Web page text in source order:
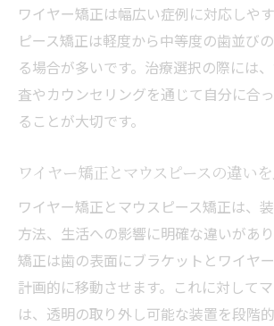
大人の歯列矯正で気になる日
歯医者で相談できる矯正治療
注意点
途中でやめたくなった時の返金ポ
歯医者での矯正治療中断時の
解説
返金トラブルを防ぐための事
ト
矯正治療契約で見落としやす
歯科矯正の中断と返金の実例
ワイヤー矯正は幅広い症例に対応しや
ピース矯正は軽度から中等度の歯並び
る場合が多いです。治療選択の際には
査やカウンセリングを通じて自分に合
ることが大切です。
ワイヤー矯正とマウスピースの違い
ワイヤー矯正とマウスピース矯正は、
方法、生活への影響に明確な違いがあ
矯正は歯の表面にブラケットとワイヤ
計画的に移動させます。これに対して
は、透明の取り外し可能な装置を段階